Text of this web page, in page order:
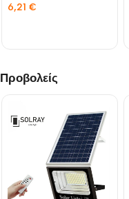
6,21 €
Προβολείς